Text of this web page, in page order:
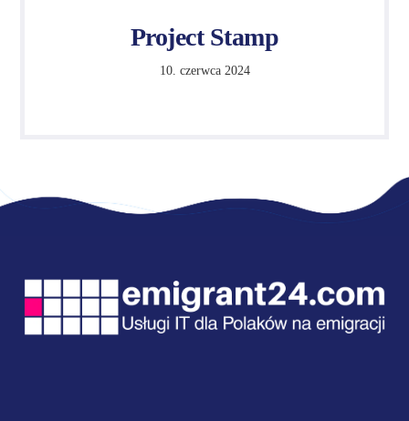
Project Stamp
10. czerwca 2024